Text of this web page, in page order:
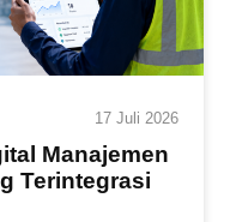
17 Juli 2026
Manajemen
Terintegrasi